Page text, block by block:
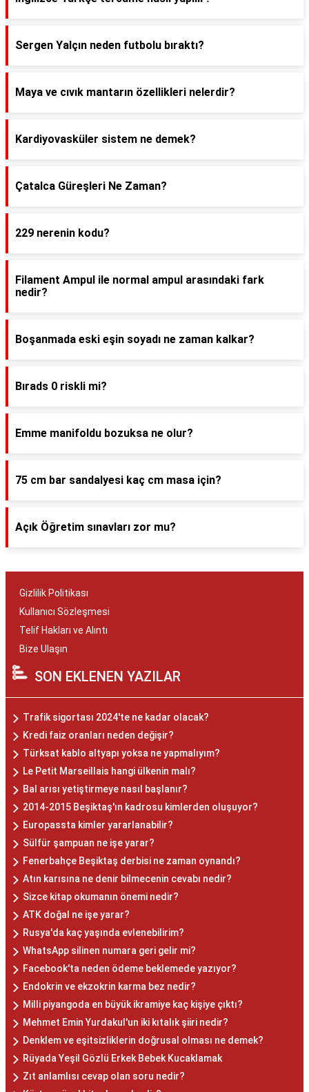
Sergen Yalçın neden futbolu bıraktı?
Maya ve cıvık mantarın özellikleri nelerdir?
Kardiyovasküler sistem ne demek?
Çatalca Güreşleri Ne Zaman?
229 nerenin kodu?
Filament Ampul ile normal ampul arasındaki fark
nedir?
Boşanmada eski eşin soyadı ne zaman kalkar?
Bırads 0 riskli mi?
Emme manifoldu bozuksa ne olur?
75 cm bar sandalyesi kaç cm masa için?
Açık Öğretim sınavları zor mu?
Gizlilik Politikası
Kullanıcı Sözleşmesi
Telif Hakları ve Alıntı
Bize Ulaşın
SON EKLENEN YAZILAR
Trafik sigortası 2024'te ne kadar olacak?
Kredi faiz oranları neden değişir?
Türksat kablo altyapı yoksa ne yapmalıyım?
Le Petit Marseillais hangi ülkenin malı?
Bal arısı yetiştirmeye nasıl başlanır?
2014-2015 Beşiktaş'ın kadrosu kimlerden oluşuyor?
Europassta kimler yararlanabilir?
Sülfür şampuan ne işe yarar?
Fenerbahçe Beşiktaş derbisi ne zaman oynandı?
Atın karısına ne denir bilmecenin cevabı nedir?
Sizce kitap okumanın önemi nedir?
ATK doğal ne işe yarar?
Rusya'da kaç yaşında evlenebilirim?
WhatsApp silinen numara geri gelir mi?
Facebook'ta neden ödeme beklemede yazıyor?
Endokrin ve ekzokrin karma bez nedir?
Milli piyangoda en büyük ikramiye kaç kişiye çıktı?
Mehmet Emin Yurdakul'un iki kıtalık şiiri nedir?
Denklem ve eşitsizliklerin doğrusal olması ne demek?
Rüyada Yeşil Gözlü Erkek Bebek Kucaklamak
Zıt anlamlısı cevap olan soru nedir?